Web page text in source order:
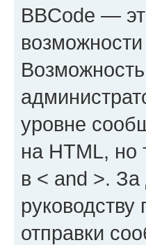
BBCode —
уровне
на HTML, но
в < and >.
отправки